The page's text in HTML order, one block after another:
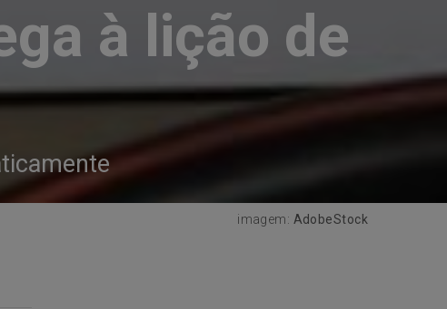
à lição de
imagem: AdobeStock